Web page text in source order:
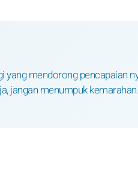
yang mendorong pencapaian
jangan menumpuk